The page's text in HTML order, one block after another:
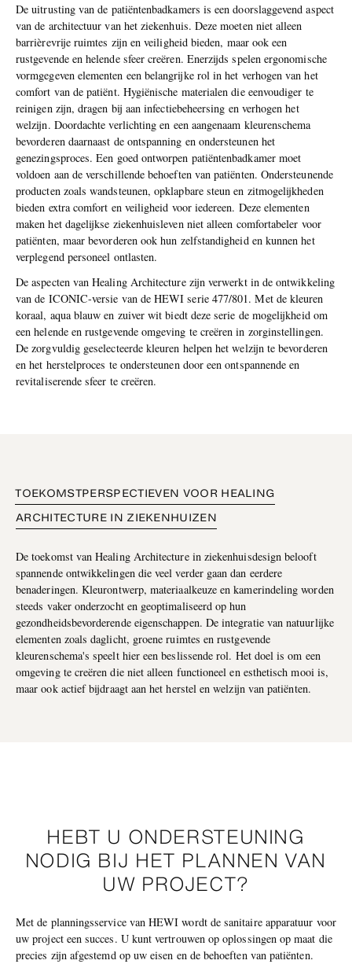
De uitrusting van de patiëntenbadkamers is een doorslaggevend aspect
van de architectuur van het ziekenhuis. Deze moeten niet alleen
barrièrevrije ruimtes zijn en veiligheid bieden, maar ook een
rustgevende en helende sfeer creëren. Enerzijds spelen ergonomische
vormgegeven elementen een belangrijke rol in het verhogen van het
comfort van de patiënt. Hygiënische materialen die eenvoudiger te
reinigen zijn, dragen bij aan infectiebeheersing en verhogen het
welzijn. Doordachte verlichting en een aangenaam kleurenschema
bevorderen daarnaast de ontspanning en ondersteunen het
genezingsproces. Een goed ontworpen patiëntenbadkamer moet
voldoen aan de verschillende behoeften van patiënten. Ondersteunende
producten zoals wandsteunen, opklapbare steun en zitmogelijkheden
bieden extra comfort en veiligheid voor iedereen. Deze elementen
maken het dagelijkse ziekenhuisleven niet alleen comfortabeler voor
patiënten, maar bevorderen ook hun zelfstandigheid en kunnen het
verplegend personeel ontlasten.
De aspecten van Healing Architecture zijn verwerkt in de ontwikkeling
van de ICONIC-versie van de HEWI serie 477/801. Met de kleuren
koraal, aqua blauw en zuiver wit biedt deze serie de mogelijkheid om
een helende en rustgevende omgeving te creëren in zorginstellingen.
De zorgvuldig geselecteerde kleuren helpen het welzijn te bevorderen
en het herstelproces te ondersteunen door een ontspannende en
revitaliserende sfeer te creëren.
TOEKOMSTPERSPECTIEVEN VOOR HEALING
ARCHITECTURE IN ZIEKENHUIZEN
De toekomst van Healing Architecture in ziekenhuisdesign belooft
spannende ontwikkelingen die veel verder gaan dan eerdere
benaderingen. Kleurontwerp, materiaalkeuze en kamerindeling worden
steeds vaker onderzocht en geoptimaliseerd op hun
gezondheidsbevorderende eigenschappen. De integratie van natuurlijke
elementen zoals daglicht, groene ruimtes en rustgevende
kleurenschema's speelt hier een beslissende rol. Het doel is om een
omgeving te creëren die niet alleen functioneel en esthetisch mooi is,
maar ook actief bijdraagt aan het herstel en welzijn van patiënten.
HEBT U ONDERSTEUNING
NODIG BIJ HET PLANNEN VAN
UW PROJECT?
Met de planningsservice van HEWI wordt de sanitaire apparatuur voor
uw project een succes. U kunt vertrouwen op oplossingen op maat die
precies zijn afgestemd op uw eisen en de behoeften van patiënten.